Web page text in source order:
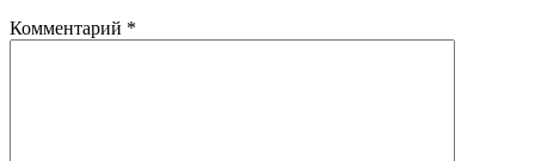
Комментарий *